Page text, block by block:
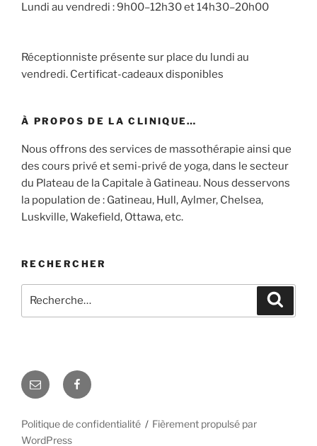
Lundi au vendredi : 9h00–12h30 et 14h30–20h00
Réceptionniste présente sur place du lundi au
vendredi. Certificat-cadeaux disponibles
À PROPOS DE LA CLINIQUE…
Nous offrons des services de massothérapie ainsi que
des cours privé et semi-privé de yoga, dans le secteur
du Plateau de la Capitale à Gatineau. Nous desservons
la population de : Gatineau, Hull, Aylmer, Chelsea,
Luskville, Wakefield, Ottawa, etc.
RECHERCHER
E-
mail
Facebook
Politique de confidentialité
Fièrement propulsé par
WordPress